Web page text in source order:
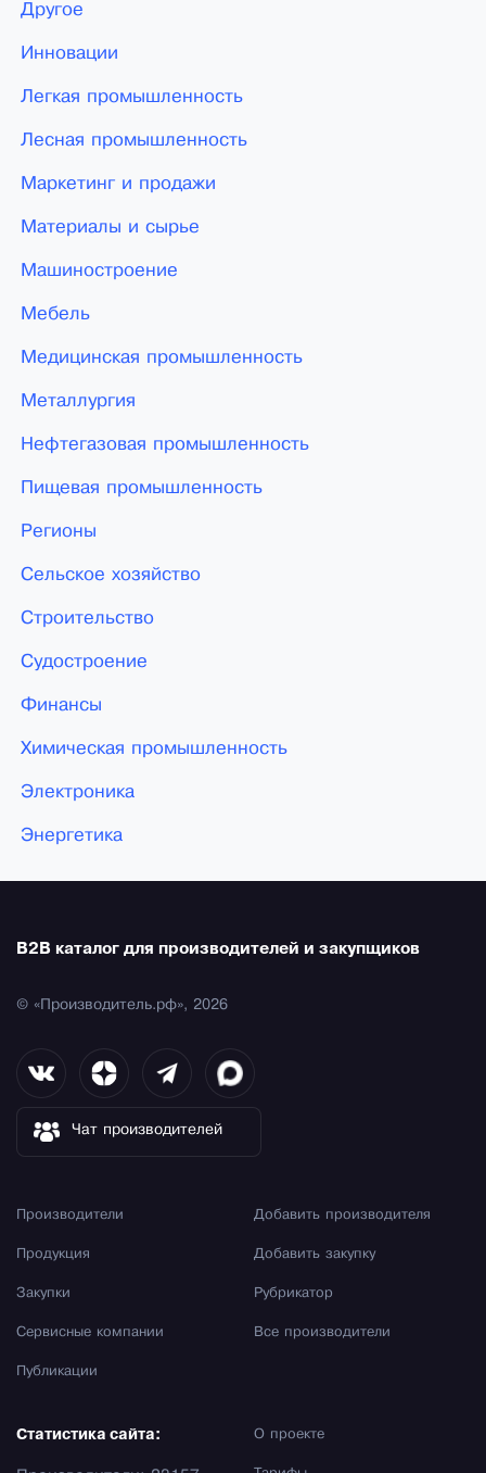
Другое
Инновации
Легкая промышленность
Лесная промышленность
Маркетинг и продажи
Материалы и сырье
Машиностроение
Мебель
Медицинская промышленность
Металлургия
Нефтегазовая промышленность
Пищевая промышленность
Регионы
Сельское хозяйство
Строительство
Судостроение
Финансы
Химическая промышленность
Электроника
Энергетика
B2B каталог для производителей и закупщиков
© «Производитель.рф», 2026
Чат производителей
Производители
Продукция
Закупки
Сервисные компании
Публикации
Добавить производителя
Добавить закупку
Рубрикатор
Все производители
О проекте
Статистика сайта: